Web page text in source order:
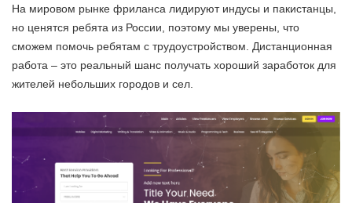
На мировом рынке фриланса лидируют индусы и пакистанцы,
но ценятся ребята из России, поэтому мы уверены, что
сможем помочь ребятам с трудоустройством. Дистанционная
работа – это реальный шанс получать хороший заработок для
жителей небольших городов и сел.